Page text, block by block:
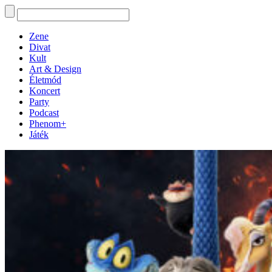
Zene
Divat
Kult
Art & Design
Életmód
Koncert
Party
Podcast
Phenom+
Játék